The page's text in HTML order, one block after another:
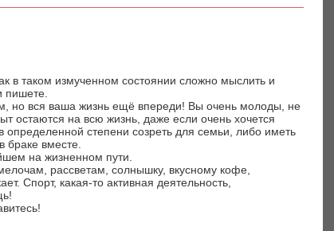
в таком измученном состоянии сложно мыслить и
пишете.
но вся ваша жизнь ещё впереди! Вы очень молоды, не
остаются на всю жизнь, даже если очень хочется
степени созреть для семьи, либо иметь
браке вместе.
на жизненном пути.
рассветам, солнышку, вкусному кофе,
Спорт, какая-то активная деятельность,